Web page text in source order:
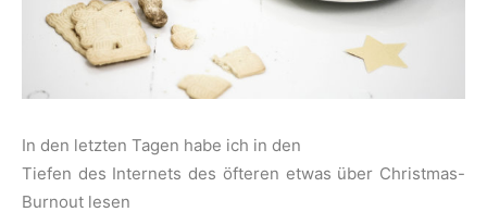
In den letzten Tagen habe ich in den
Tiefen des Internets des öfteren etwas über Christmas-
Burnout lesen